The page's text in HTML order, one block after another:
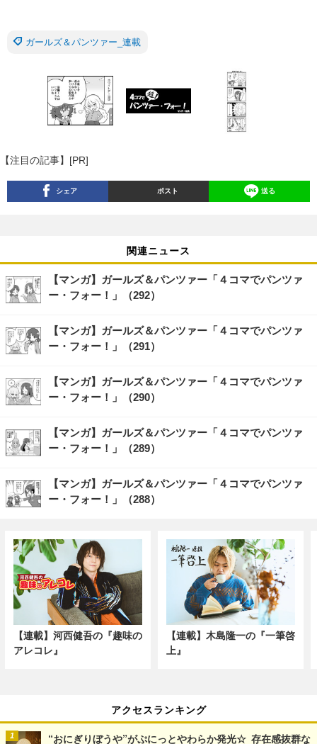
ガールズ＆パンツァー_連載
【注目の記事】[PR]
シェア ポスト 送る
関連ニュース
【マンガ】ガールズ＆パンツァー「４コマでパンツァ
ー・フォー！」（292）
【マンガ】ガールズ＆パンツァー「４コマでパンツァ
ー・フォー！」（291）
【マンガ】ガールズ＆パンツァー「４コマでパンツァ
ー・フォー！」（290）
【マンガ】ガールズ＆パンツァー「４コマでパンツァ
ー・フォー！」（289）
【マンガ】ガールズ＆パンツァー「４コマでパンツァ
ー・フォー！」（288）
【連載】河西健吾の『趣味の
アレコレ』
【連載】木島隆一の『一筆啓
上』
アクセスランキング
“おにぎりぼうや”がぷにっとやわらか発光☆ 存在感抜群な